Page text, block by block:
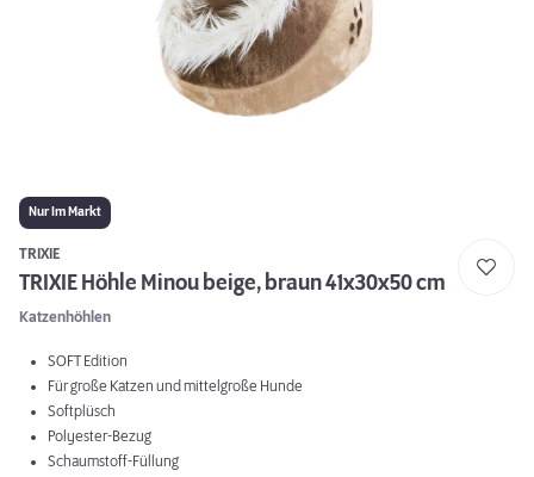
Nur Im Markt
TRIXIE
TRIXIE Höhle Minou beige, braun 41x30x50 cm
Katzenhöhlen
SOFT Edition
Für große Katzen und mittelgroße Hunde
Softplüsch
Polyester-Bezug
Schaumstoff-Füllung